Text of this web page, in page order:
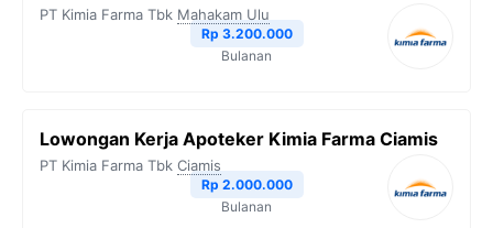
PT Kimia Farma Tbk Mahakam Ulu
Rp 3.200.000
Bulanan
Lowongan Kerja Apoteker Kimia Farma Ciamis
PT Kimia Farma Tbk Ciamis
Rp 2.000.000
Bulanan